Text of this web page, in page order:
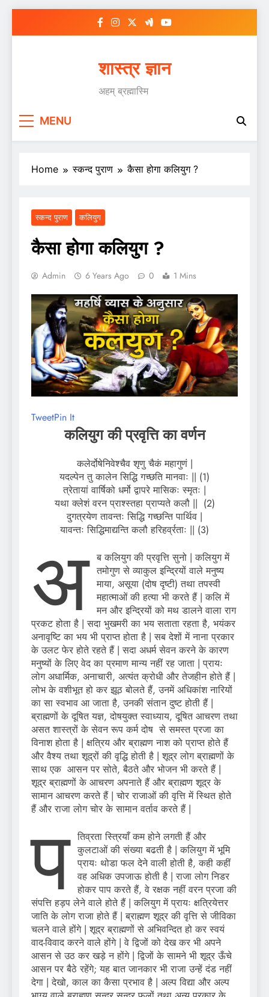
शास्त्र ज्ञान
अहम् ब्रह्मास्मि
MENU
Home स्कन्द पुराण कैसा होगा कलियुग ?
स्कन्द पुराण कलियुग
कैसा होगा कलियुग ?
Admin 6 Years Ago 0 1 Mins
TweetPin It
कलियुग की प्रवृत्ति का वर्णन
कलेर्दोषेनिवेश्चैव शृणु चैकं महागुणं |
यदल्पेन तु कालेन सिद्धि गच्छति मानवाः || (1)
त्रेतायां वार्षिको धर्मो द्वापरे मासिकः स्मृतः |
यथा क्लेशं वरन प्राश्स्तहा प्राप्यते कलौ || (2)
दुगत्रयेण तावन्तः सिद्धि गच्छन्ति पार्थिव |
यावन्तः सिद्धिमाद्यन्ति कलौ हरिहर्व्रताः || (3)
अ ब कलियुग की प्रवृत्ति सुनो | कलियुग में
तमोगुण से व्याकुल इन्द्रियों वाले मनुष्य
माया, असूया (दोष दृष्टी) तथा तपस्वी
महात्माओं की हत्या भी करते हैं | कलि में
मन और इन्द्रियों को मथ डालने वाला राग
प्रकट होता है | सदा भुखमरी का भय सताता रहता है, भयंकर
अनावृष्टि का भय भी प्राप्त होता है | सब देशों में नाना प्रकार
के उलट फेर होते रहते हैं | सदा अधर्म सेवन करने के कारण
मनुष्यों के लिए वेद का प्रमाण मान्य नहीं रह जाता | प्रायः
लोग अधार्मिक, अनाचारी, अत्यंत क्रोधी और तेजहीन होते हैं |
लोभ के वशीभूत हो कर झूठ बोलते हैं, उनमें अधिकांश नारियों
का सा स्वभाव आ जाता है, उनकी संतान दुष्ट होती हैं |
ब्राह्मणों के दूषित यज्ञ, दोषयुक्त स्वाध्याय, दूषित आचरण तथा
असत शास्त्रों के सेवन रूप कर्म दोष से समस्त प्रजा का
विनाश होता है | क्षत्रिय और ब्राह्मण नाश को प्राप्त होते हैं
और वैश्य तथा शूद्रों की वृद्धि होती है | शूद्र लोग ब्राह्मणों के
साथ एक आसन पर सोते, बैठते और भोजन भी करते हैं |
शूद्र ब्राह्मणों के आचरण अपनाते हैं और ब्राह्मण शूद्र के
सामान आचरण करते हैं | चोर राजाओं की वृत्ति में स्थित होते
हैं और राजा लोग चोर के सामान वर्ताव करते हैं |
प तिव्रता स्त्रियाँ कम होने लगती हैं और
कुलटाओं की संख्या बढती है | कलियुग में भूमि
प्रायः थोडा फल देने वाली होती है, कही कहीं
वह अधिक उपजाऊ होती है | राजा लोग निडर
होकर पाप करते हैं, वे रक्षक नहीं वरन प्रजा की
संपत्ति हड़प लेने वाले होते हैं | कलियुग में प्रायः क्षत्रियेत्तर
जाति के लोग राजा होते हैं | ब्राह्मण शूद्र की वृत्ति से जीविका
चलने वाले होंगे | शूद्र ब्राह्मणों से अभिवन्दित हो कर स्वयं
वाद-विवाद करने वाले होंगे | वे द्विजों को देख कर भी अपने
आसन से उठ कर खड़े न होंगे | द्विजों के सामने भी शूद्र ऊँचे
आसन पर बैठे रहेंगे; यह बात जानकार भी राजा उन्हें दंड नहीं
देगा | देखो, काल का कैसा प्रभाव है | अल्प विद्या और अल्प